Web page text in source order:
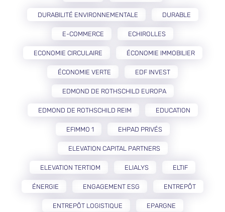
DURABILITÉ ENVIRONNEMENTALE DURABLE
E-COMMERCE ECHIROLLES
ECONOMIE CIRCULAIRE ÉCONOMIE IMMOBILIER
ÉCONOMIE VERTE EDF INVEST
EDMOND DE ROTHSCHILD EUROPA
EDMOND DE ROTHSCHILD REIM EDUCATION
EFIMMO 1 EHPAD PRIVÉS
ELEVATION CAPITAL PARTNERS
ELEVATION TERTIOM ELIALYS ELTIF
ÉNERGIE ENGAGEMENT ESG ENTREPÔT
ENTREPÔT LOGISTIQUE EPARGNE